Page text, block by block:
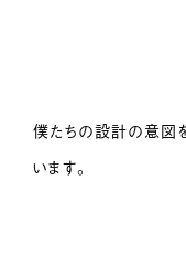
僕たちの設計の意図
います。